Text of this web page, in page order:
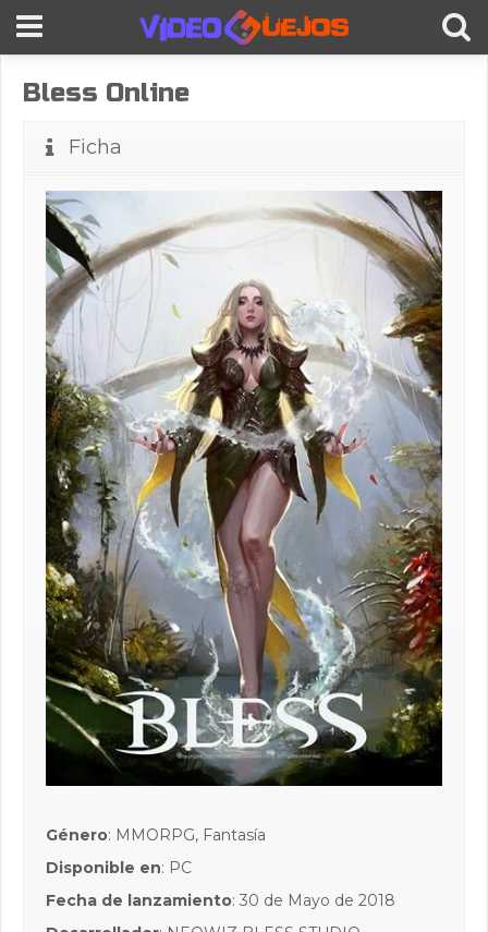
Bless Online
Ficha
Género: MMORPG, Fantasía
Disponible en: PC
Fecha de lanzamiento: 30 de Mayo de 2018